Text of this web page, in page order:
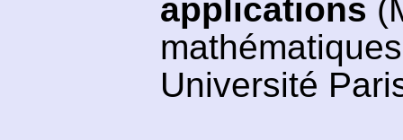
applications
Université